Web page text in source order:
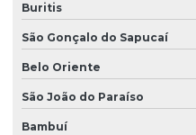
Buritis
São Gonçalo do Sapucaí
Belo Oriente
São João do Paraíso
Bambuí